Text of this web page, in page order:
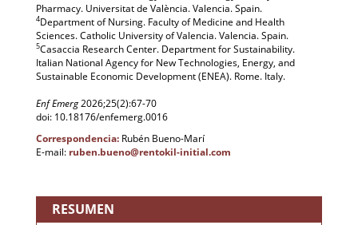
Pharmacy. Universitat de València. Valencia. Spain.
4Department of Nursing. Faculty of Medicine and Health
Sciences. Catholic University of Valencia. Valencia. Spain.
5Casaccia Research Center. Department for Sustainability.
Italian National Agency for New Technologies, Energy, and
Sustainable Economic Development (ENEA). Rome. Italy.
Enf Emerg2026;25(2):67-70
doi: 10.18176/enfemerg.0016
Correspondencia: Rubén Bueno-Marí
E-mail: ruben.bueno@rentokil-initial.com
RESUMEN